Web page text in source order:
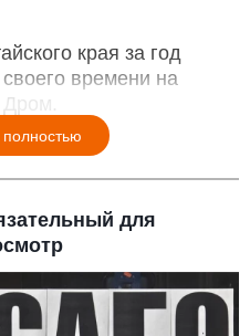
края за год
времени на
полностью
для